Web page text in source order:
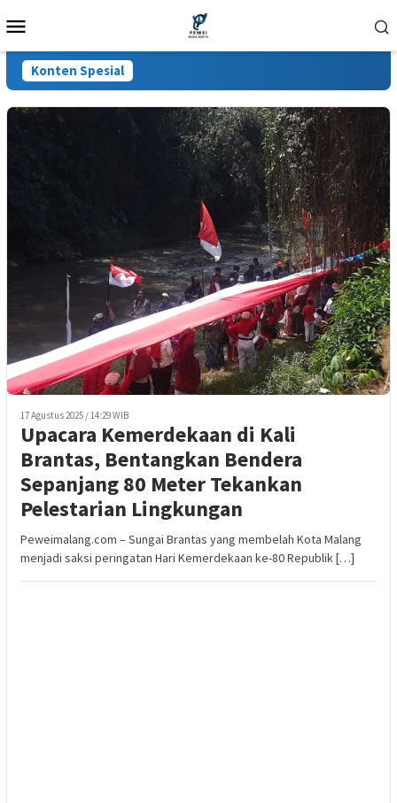
ke
Mobile
Konten Spesial
17 Agustus 2025 / 14:29 WIB
Upacara Kemerdekaan di Kali
Brantas, Bentangkan Bendera
Sepanjang 80 Meter Tekankan
Pelestarian Lingkungan
Peweimalang.com – Sungai Brantas yang membelah Kota Malang
menjadi saksi peringatan Hari Kemerdekaan ke-80 Republik […]